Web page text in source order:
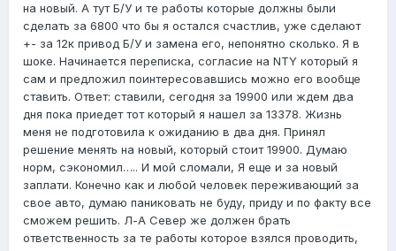
на новый. А тут Б/У и те работы которые должны были
сделать за 6800 что бы я остался счастлив, уже сделают
+- за 12к привод Б/У и замена его, непонятно сколько. Я в
шоке. Начинается переписка, согласие на NTY который я
сам и предложил поинтересовавшись можно его вообще
ставить. Ответ: ставили, сегодня за 19900 или ждем два
дня пока приедет тот который я нашел за 13378. Жизнь
меня не подготовила к ожиданию в два дня. Принял
решение менять на новый, который стоит 19900. Думаю
норм, сэкономил….. И мой сломали, Я еще и за новый
заплати. Конечно как и любой человек переживающий за
свое авто, думаю паниковать не буду, приду и по факту все
сможем решить. Л-А Север же должен брать
ответственность за те работы которое взялся проводить,